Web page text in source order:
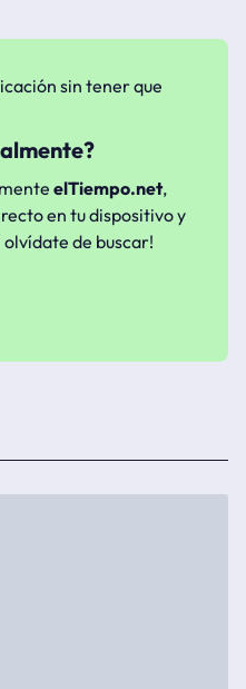
sin tener que
elTiempo.net,
en tu dispositivo y
de buscar!